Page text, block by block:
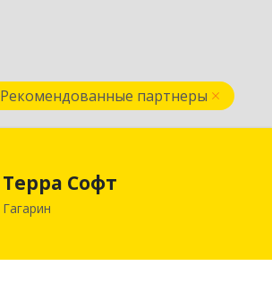
Рекомендованные партнеры
Терра Софт
Гагарин
215010, Смоленская обл, Гагарин г,